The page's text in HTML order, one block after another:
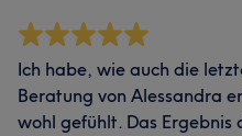
Ich habe, wie auch die
Beratung von Alessandra
wohl gefühlt. Das